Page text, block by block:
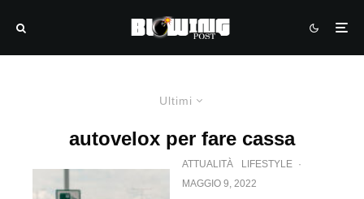
Ultimi
autovelox per fare cassa
ATTUALITÀ LIFESTYLE ·
MAGGIO 9, 2022